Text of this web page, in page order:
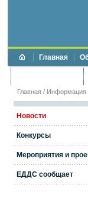
Главная
Главная / Информация
Новости
Конкурсы
Мероприятия и
ЕДДС сообщает